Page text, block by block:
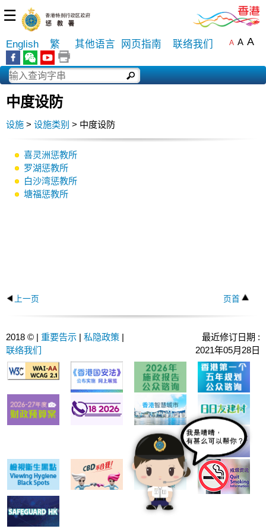
☰
English 繁 其他语言 网页指南 联络我们 A A A
中度设防
设施 > 设施类别 > 中度设防
喜灵洲惩教所
罗湖惩教所
白沙湾惩教所
塘福惩教所
上一页 页首
2018 © | 重要告示 | 私隐政策 |
联络我们
最近修订日期 :
2021年05月28日